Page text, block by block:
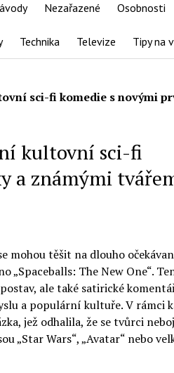
Nezařazené Osobnosti
Technika Televize Tipy na
sci-fi komedie s novými
kultovní sci-fi
a známými
mohou těšit na dlouho
„Spaceballs: The New One“.
ale také satirické
a populární kultuře. V rámci
jež odhalila, že se tvůrci
„Star Wars“, „Avatar“ nebo